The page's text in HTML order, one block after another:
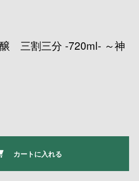
三割三分 -720ml- ～神
カートに入れる